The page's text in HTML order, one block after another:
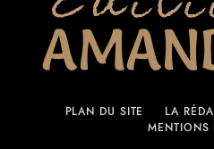
PLAN DU SITE LA
MENTIONS